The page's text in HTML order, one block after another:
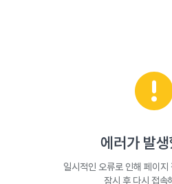
에러가 발
일시적인 오류로 인해 페이지
잠시 후 다시 접속